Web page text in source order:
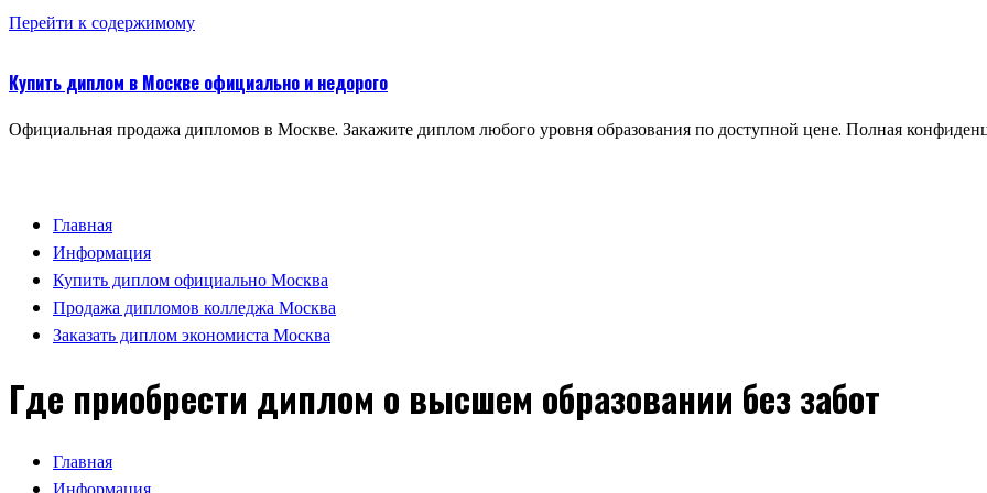
Перейти к содержимому
Купить диплом в Москве официально и недорого
Официальная продажа дипломов в Москве. Закажите диплом любого уровня образования по доступной цене. Полная
Главная
Информация
Купить диплом официально Москва
Продажа дипломов колледжа Москва
Заказать диплом экономиста Москва
Где приобрести диплом о высшем образовании без забот
Главная